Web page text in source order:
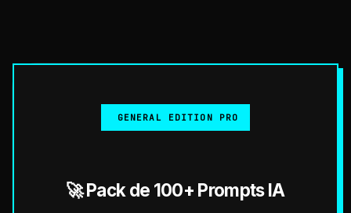
GENERAL EDITION PRO
🚀 Pack de 100+ Prompts IA